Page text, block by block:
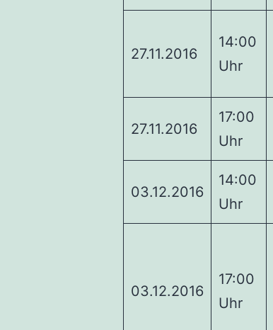
27.11.2016
14:00
Uhr
27.11.2016
17:00
Uhr
03.12.2016
14:00
Uhr
03.12.2016
17:00
Uhr